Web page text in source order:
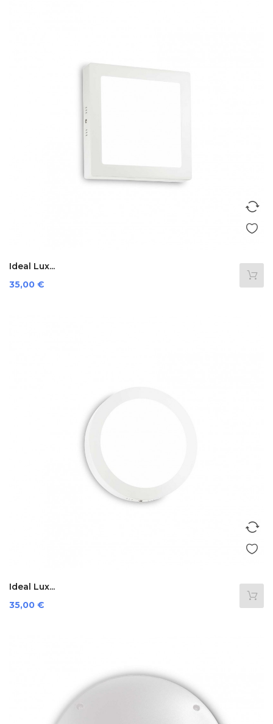
Ideal Lux...
Preis
35,00 €
Ideal Lux...
Preis
35,00 €